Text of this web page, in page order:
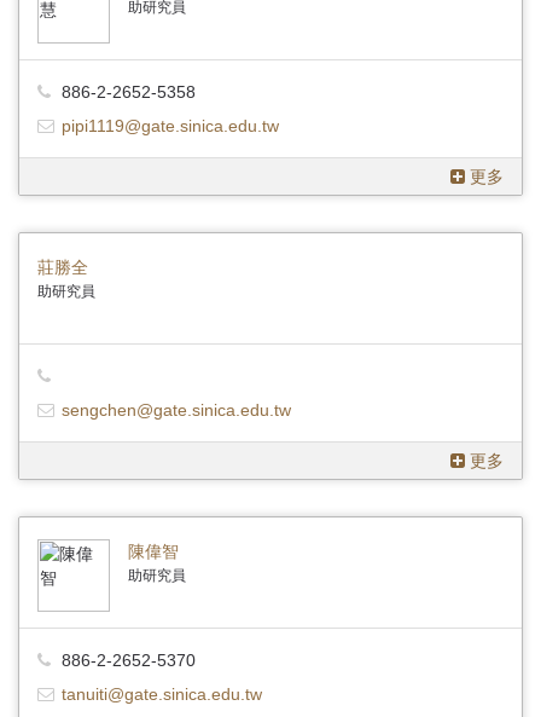
助研究員
886-2-2652-5358
pipi1119@gate.sinica.edu.tw
更多
莊勝全
助研究員
sengchen@gate.sinica.edu.tw
更多
陳偉智
助研究員
886-2-2652-5370
tanuiti@gate.sinica.edu.tw